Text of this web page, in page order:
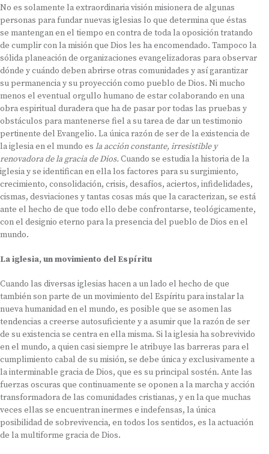
No es solamente la extraordinaria visión misionera de algunas
personas para fundar nuevas iglesias lo que determina que éstas
se mantengan en el tiempo en contra de toda la oposición tratando
de cumplir con la misión que Dios les ha encomendado. Tampoco la
sólida planeación de organizaciones evangelizadoras para observar
dónde y cuándo deben abrirse otras comunidades y así garantizar
su permanencia y su proyección como pueblo de Dios. Ni mucho
menos el eventual orgullo humano de estar colaborando en una
obra espiritual duradera que ha de pasar por todas las pruebas y
obstáculos para mantenerse fiel a su tarea de dar un testimonio
pertinente del Evangelio. La única razón de ser de la existencia de
la iglesia en el mundo es la acción constante, irresistible y
renovadora de la gracia de Dios. Cuando se estudia la historia de la
iglesia y se identifican en ella los factores para su surgimiento,
crecimiento, consolidación, crisis, desafíos, aciertos, infidelidades,
cismas, desviaciones y tantas cosas más que la caracterizan, se está
ante el hecho de que todo ello debe confrontarse, teológicamente,
con el designio eterno para la presencia del pueblo de Dios en el
mundo.
La iglesia, un movimiento del Espíritu
Cuando las diversas iglesias hacen a un lado el hecho de que
también son parte de un movimiento del Espíritu para instalar la
nueva humanidad en el mundo, es posible que se asomen las
tendencias a creerse autosuficiente y a asumir que la razón de ser
de su existencia se centra en ella misma. Si la iglesia ha sobrevivido
en el mundo, a quien casi siempre le atribuye las barreras para el
cumplimiento cabal de su misión, se debe única y exclusivamente a
la interminable gracia de Dios, que es su principal sostén. Ante las
fuerzas oscuras que continuamente se oponen a la marcha y acción
transformadora de las comunidades cristianas, y en la que muchas
veces ellas se encuentran inermes e indefensas, la única
posibilidad de sobrevivencia, en todos los sentidos, es la actuación
de la multiforme gracia de Dios.